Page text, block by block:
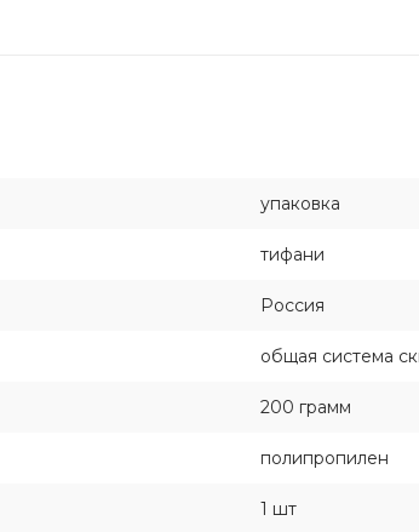
упаковка
тифани
Россия
общая система
200 грамм
полипропилен
1 шт